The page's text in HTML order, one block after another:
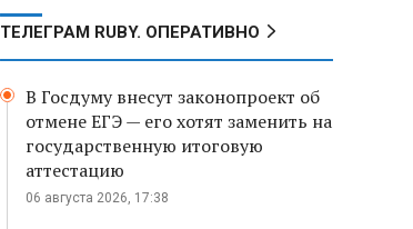
ТЕЛЕГРАМ RUBY. ОПЕРАТИВНО
В Госдуму внесут законопроект об
отмене ЕГЭ — его хотят заменить на
государственную итоговую
аттестацию
06 августа 2026, 17:38